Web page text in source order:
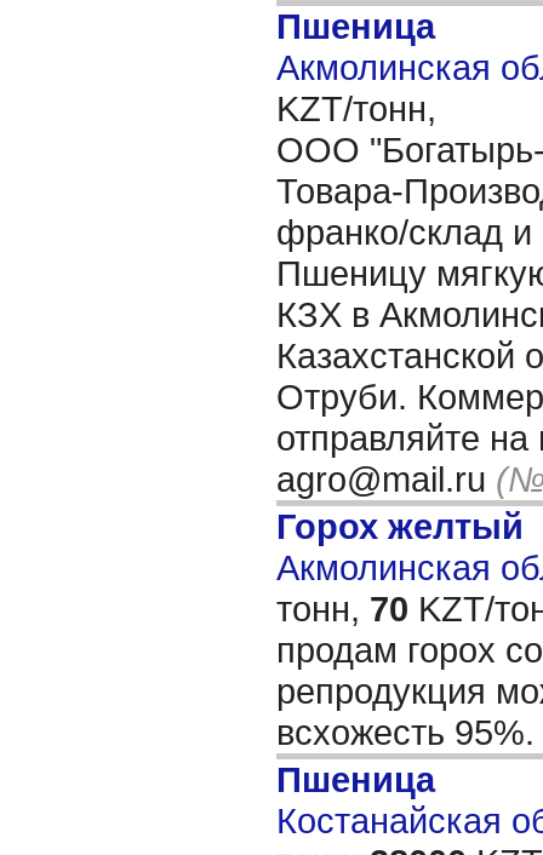
Пшеница
Акмолинская
KZT/тонн,
OОО "Богатырь-
Товара-
франко/склад
Пшеницу
КЗХ в
Казахстанской
Отруби.
отправляйте
agro@mail.ru
Горох желтый
Акмолинская
тонн, 70 KZT/
продам горох
репродукция
всхожесть 95%.
Пшеница
Костанайская